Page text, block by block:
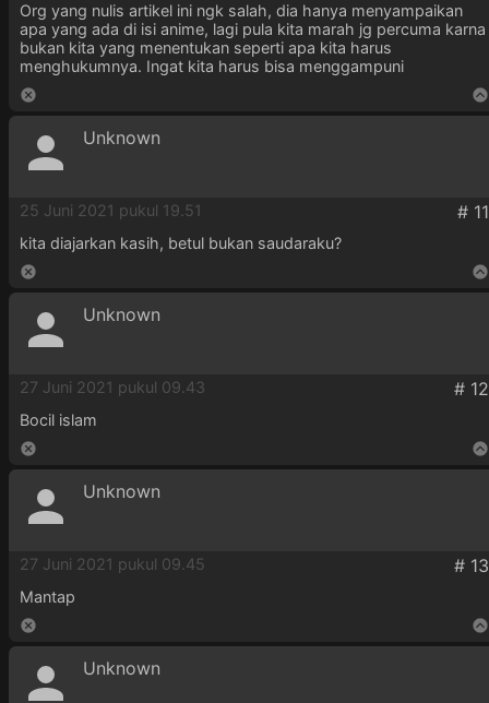
Org yang nulis artikel ini ngk salah, dia hanya menyampaikan
apa yang ada di isi anime, lagi pula kita marah jg percuma karna
bukan kita yang menentukan seperti apa kita harus
menghukumnya. Ingat kita harus bisa menggampuni
Unknown
25 Juni 2021 pukul 19.51
kita diajarkan kasih, betul bukan saudaraku?
Unknown
27 Juni 2021 pukul 09.43
Bocil islam
Unknown
27 Juni 2021 pukul 09.45
Mantap
Unknown